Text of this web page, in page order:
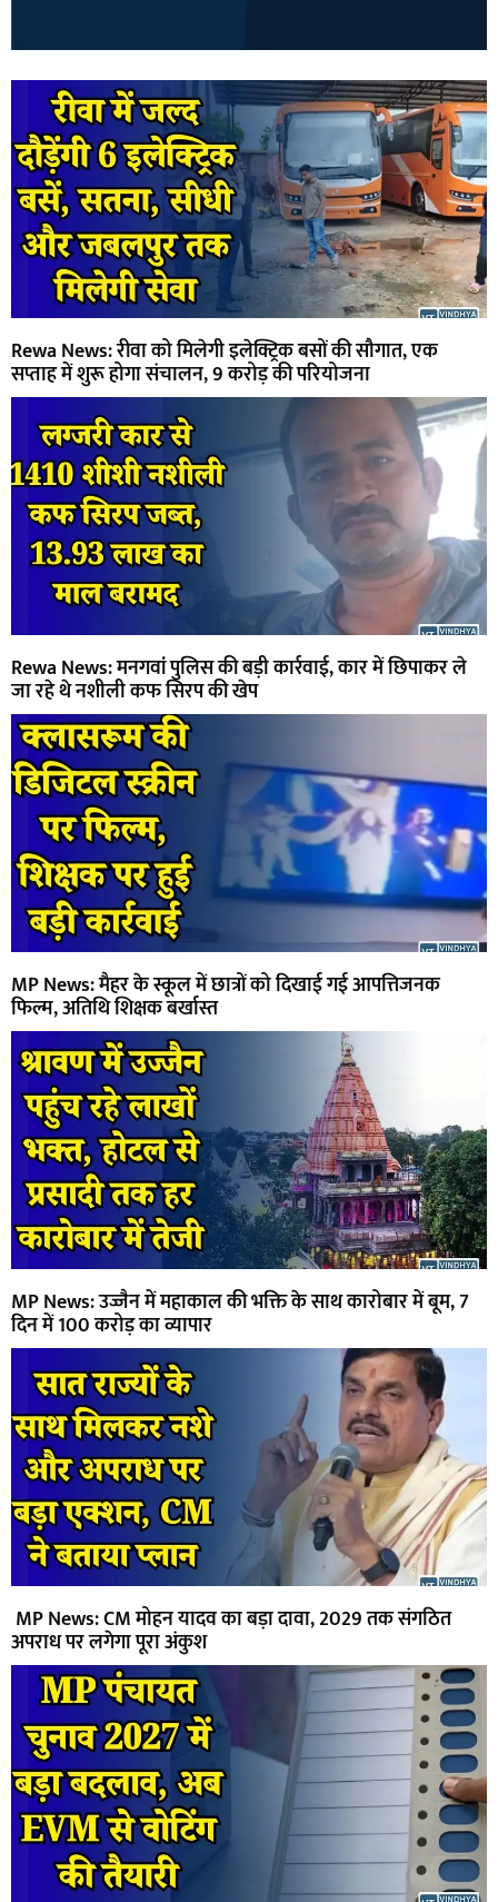
Rewa News: रीवा को मिलेगी इलेक्ट्रिक बसों की सौगात, एक
सप्ताह में शुरू होगा संचालन, 9 करोड़ की परियोजना
Rewa News: मनगवां पुलिस की बड़ी कार्रवाई, कार में छिपाकर ले
जा रहे थे नशीली कफ सिरप की खेप
MP News: मैहर के स्कूल में छात्रों को दिखाई गई आपत्तिजनक
फिल्म, अतिथि शिक्षक बर्खास्त
MP News: उज्जैन में महाकाल की भक्ति के साथ कारोबार में बूम, 7
दिन में 100 करोड़ का व्यापार
MP News: CM मोहन यादव का बड़ा दावा, 2029 तक संगठित
अपराध पर लगेगा पूरा अंकुश